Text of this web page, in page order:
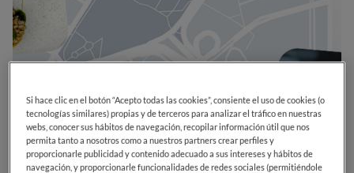
Si hace clic en el botón “Acepto todas las cookies”, consiente el uso de cookies (o
tecnologías similares) propias y de terceros para analizar el tráfico en nuestras
webs, conocer sus hábitos de navegación, recopilar información útil que nos
permita tanto a nosotros como a nuestros partners crear perfiles y
proporcionarle publicidad y contenido adecuado a sus intereses y hábitos de
navegación, y proporcionarle funcionalidades de redes sociales (permitiéndole